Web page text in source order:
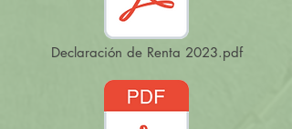
Declaración de Renta 2023.pdf